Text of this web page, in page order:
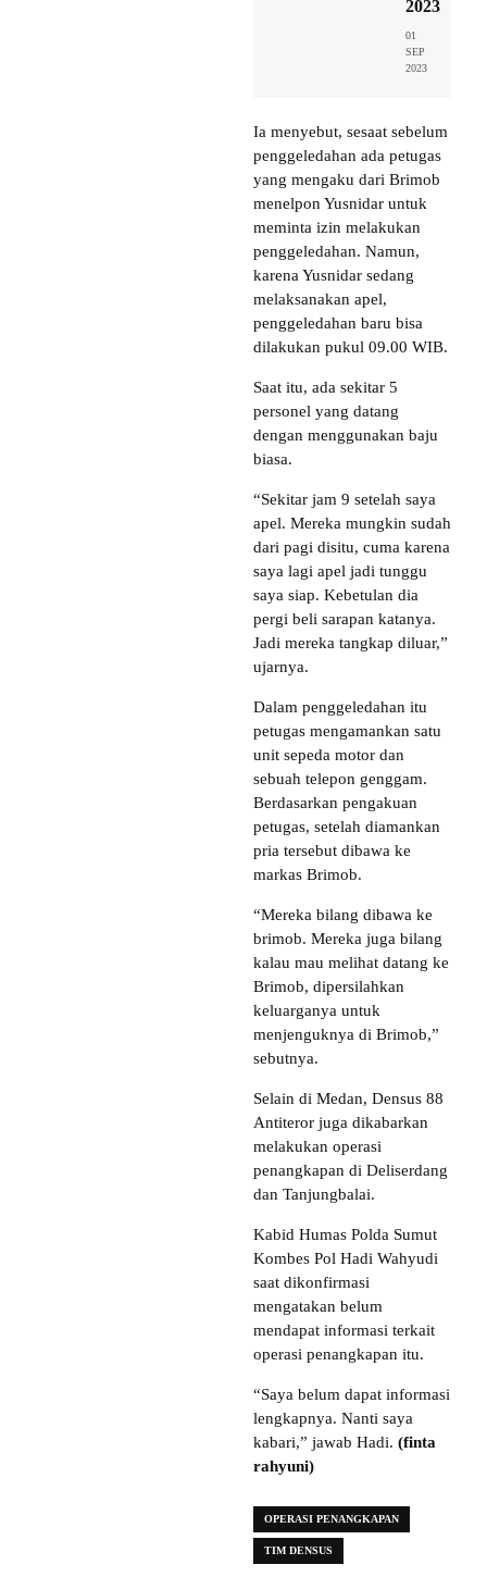
2023
01
SEP
2023
Ia menyebut, sesaat sebelum
penggeledahan ada petugas
yang mengaku dari Brimob
menelpon Yusnidar untuk
meminta izin melakukan
penggeledahan. Namun,
karena Yusnidar sedang
melaksanakan apel,
penggeledahan baru bisa
dilakukan pukul 09.00 WIB.
Saat itu, ada sekitar 5
personel yang datang
dengan menggunakan baju
biasa.
“Sekitar jam 9 setelah saya
apel. Mereka mungkin sudah
dari pagi disitu, cuma karena
saya lagi apel jadi tunggu
saya siap. Kebetulan dia
pergi beli sarapan katanya.
Jadi mereka tangkap diluar,”
ujarnya.
Dalam penggeledahan itu
petugas mengamankan satu
unit sepeda motor dan
sebuah telepon genggam.
Berdasarkan pengakuan
petugas, setelah diamankan
pria tersebut dibawa ke
markas Brimob.
“Mereka bilang dibawa ke
brimob. Mereka juga bilang
kalau mau melihat datang ke
Brimob, dipersilahkan
keluarganya untuk
menjenguknya di Brimob,”
sebutnya.
Selain di Medan, Densus 88
Antiteror juga dikabarkan
melakukan operasi
penangkapan di Deliserdang
dan Tanjungbalai.
Kabid Humas Polda Sumut
Kombes Pol Hadi Wahyudi
saat dikonfirmasi
mengatakan belum
mendapat informasi terkait
operasi penangkapan itu.
“Saya belum dapat informasi
lengkapnya. Nanti saya
kabari,” jawab Hadi. (finta
rahyuni)
OPERASI PENANGKAPAN
TIM DENSUS